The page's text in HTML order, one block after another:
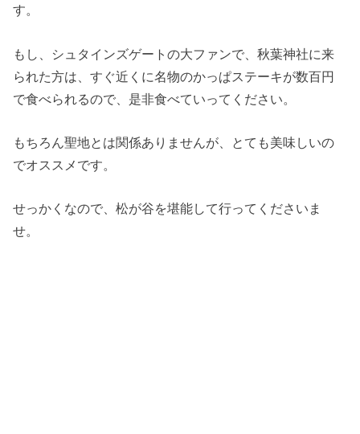
す。
もし、シュタインズゲートの大ファンで、秋葉神社に来
られた方は、すぐ近くに名物のかっぱステーキが数百円
で食べられるので、是非食べていってください。
もちろん聖地とは関係ありませんが、とても美味しいの
でオススメです。
せっかくなので、松が谷を堪能して行ってくださいま
せ。